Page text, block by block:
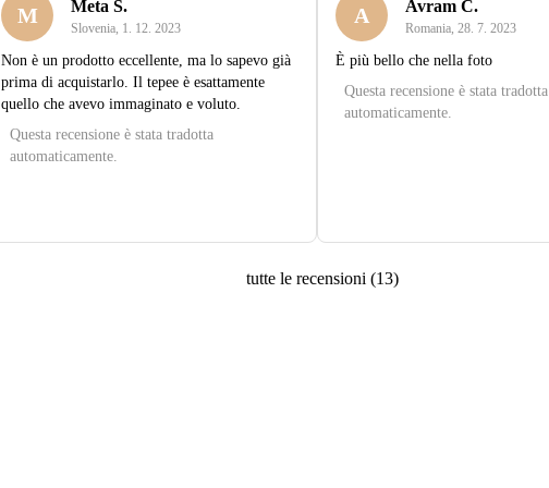
M Meta Š.
Slovenia, 1. 12. 2023
Non è un prodotto eccellente, ma lo sapevo già
prima di acquistarlo. Il tepee è esattamente
quello che avevo immaginato e voluto.
Questa recensione è stata tradotta
automaticamente.
A Avram C.
Romania, 28. 7. 2023
È più bello che nella foto
Questa recensione è stata tradotta
automaticamente.
tutte le recensioni (13)